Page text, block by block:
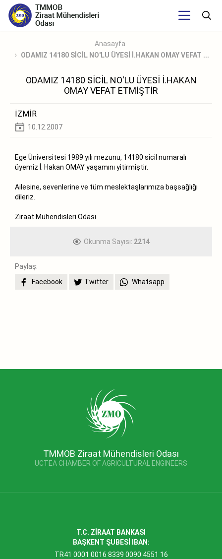
Anasayfa
ODAMIZ 14180 SİCİL NO'LU ÜYESİ İ.HAKAN OMAY VEFAT ...
ODAMIZ 14180 SİCİL NO'LU ÜYESİ İ.HAKAN
OMAY VEFAT ETMİŞTİR
İZMİR
10.12.2007
Ege Üniversitesi 1989 yılı mezunu, 14180 sicil numaralı
üyemiz İ. Hakan OMAY yaşamını yitirmiştir.
Ailesine, sevenlerine ve tüm meslektaşlarımıza başsağlığı
dileriz.
Ziraat Mühendisleri Odası
Okunma Sayısı: 2214
Paylaş:
Facebook
Twitter Whatsapp
TMMOB Ziraat Mühendisleri Odası
UCTEA CHAMBER OF AGRICULTURAL ENGINEERS
T.C. ZİRAAT BANKASI
BAŞKENT ŞUBESİ IBAN:
TR41 0001 0016 8339 0090 4551 16